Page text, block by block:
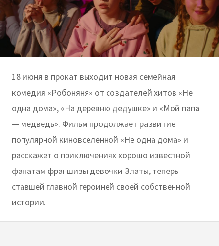
18 июня в прокат выходит новая семейная
комедия «Робоняня» от создателей хитов «Не
одна дома», «На деревню дедушке» и «Мой папа
— медведь». Фильм продолжает развитие
популярной киновселенной «Не одна дома» и
расскажет о приключениях хорошо известной
фанатам франшизы девочки Златы, теперь
ставшей главной героиней своей собственной
истории.